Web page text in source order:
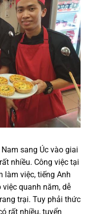
sang Úc vào giai
nhiều. Công việc tại
làm việc, tiếng Anh
quanh năm, dễ
trại. Tuy phải thức
rất nhiều, tuyển